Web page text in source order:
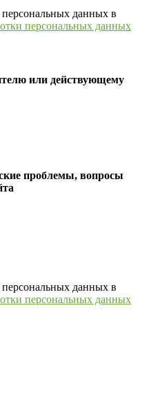
персональных данных в
персональных данных
или действующему
проблемы, вопросы
персональных данных в
персональных данных